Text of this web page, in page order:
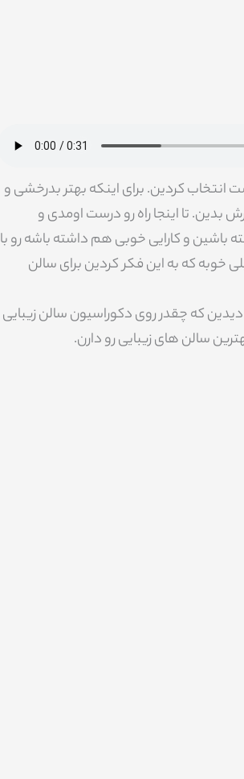
کردین. برای اینکه بهتر بدرخشی و
تا اینجا راه رو درست اومدی و
باشین و کارایی خوبی هم داشته باشه رو با
خوبه که به این فکر کردین برای سالن
که چقدر روی دکوراسیون سالن زیبایی
سالن های زیبایی رو دارن.